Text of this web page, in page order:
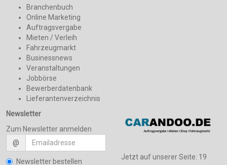
Branchenbuch
Online Marketing
Auftragsvergabe
Mieten / Verleih
Fahrzeugmarkt
Businessnews
Veranstaltungen
Jobbörse
Bewerberdatenbank
Lieferantenverzeichnis
Newsletter
Zum Newsletter anmelden
@
Newsletter bestellen
Jetzt auf unserer Seite: 19